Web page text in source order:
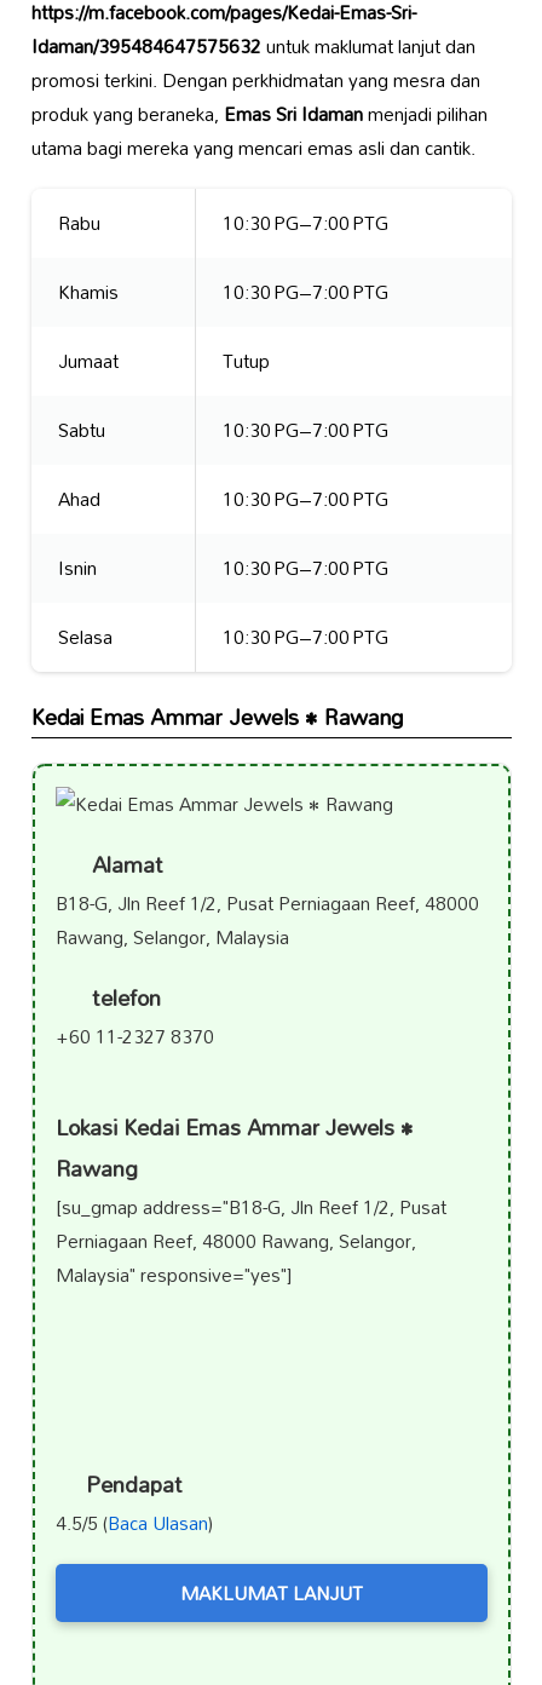
https://m.facebook.com/pages/Kedai-Emas-Sri-
Idaman/395484647575632untuk maklumat lanjut dan
promosi terkini. Dengan perkhidmatan yang mesra dan
produk yang beraneka,Emas Sri Idamanmenjadi pilihan
utama bagi mereka yang mencari emas asli dan cantik.
Rabu
10:30 PG–7:00 PTG
Khamis
10:30 PG–7:00 PTG
Jumaat
Tutup
Sabtu
10:30 PG–7:00 PTG
Ahad
10:30 PG–7:00 PTG
Isnin
10:30 PG–7:00 PTG
Selasa
10:30 PG–7:00 PTG
Kedai Emas Ammar Jewels • Rawang
Alamat
B18-G, Jln Reef 1/2, Pusat Perniagaan Reef, 48000
Rawang, Selangor, Malaysia
telefon
+60 11-2327 8370
Lokasi Kedai Emas Ammar Jewels •
Rawang
[su_gmap address="B18-G, Jln Reef 1/2, Pusat
Perniagaan Reef, 48000 Rawang, Selangor,
Malaysia" responsive="yes"]
Pendapat
4.5/5 (Baca Ulasan)
MAKLUMAT LANJUT